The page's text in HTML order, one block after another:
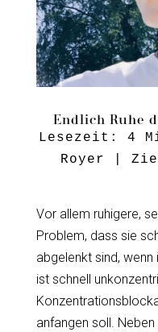
Endlich Ruhe
Lesezeit: 4
Royer
|
Vor allem ruhigere,
Problem, dass sie
abgelenkt sind,
ist schnell
anfangen soll.